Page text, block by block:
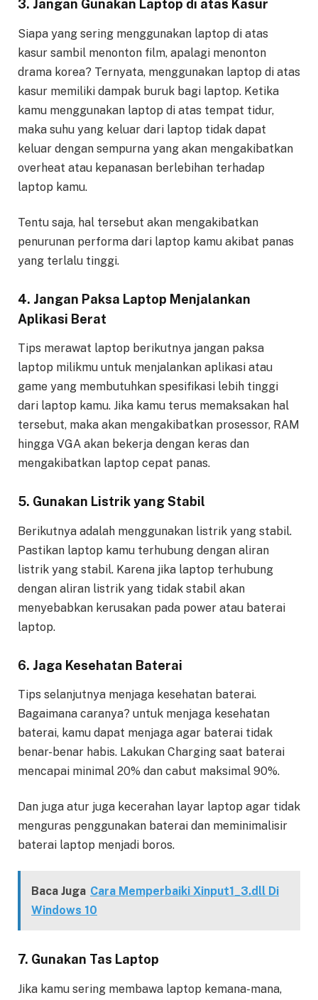
3. Jangan Gunakan Laptop di atas Kasur
Siapa yang sering menggunakan laptop di atas
kasur sambil menonton film, apalagi menonton
drama korea? Ternyata, menggunakan laptop di atas
kasur memiliki dampak buruk bagi laptop. Ketika
kamu menggunakan laptop di atas tempat tidur,
maka suhu yang keluar dari laptop tidak dapat
keluar dengan sempurna yang akan mengakibatkan
overheat atau kepanasan berlebihan terhadap
laptop kamu.
Tentu saja, hal tersebut akan mengakibatkan
penurunan performa dari laptop kamu akibat panas
yang terlalu tinggi.
4. Jangan Paksa Laptop Menjalankan
Aplikasi Berat
Tips merawat laptop berikutnya jangan paksa
laptop milikmu untuk menjalankan aplikasi atau
game yang membutuhkan spesifikasi lebih tinggi
dari laptop kamu. Jika kamu terus memaksakan hal
tersebut, maka akan mengakibatkan prosessor, RAM
hingga VGA akan bekerja dengan keras dan
mengakibatkan laptop cepat panas.
5. Gunakan Listrik yang Stabil
Berikutnya adalah menggunakan listrik yang stabil.
Pastikan laptop kamu terhubung dengan aliran
listrik yang stabil. Karena jika laptop terhubung
dengan aliran listrik yang tidak stabil akan
menyebabkan kerusakan pada power atau baterai
laptop.
6. Jaga Kesehatan Baterai
Tips selanjutnya menjaga kesehatan baterai.
Bagaimana caranya? untuk menjaga kesehatan
baterai, kamu dapat menjaga agar baterai tidak
benar-benar habis. Lakukan Charging saat baterai
mencapai minimal 20% dan cabut maksimal 90%.
Dan juga atur juga kecerahan layar laptop agar tidak
menguras penggunakan baterai dan meminimalisir
baterai laptop menjadi boros.
Baca Juga Cara Memperbaiki Xinput1_3.dll Di
Windows 10
7. Gunakan Tas Laptop
Jika kamu sering membawa laptop kemana-mana,